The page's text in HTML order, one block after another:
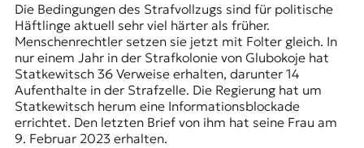
Die Bedingungen des Strafvollzugs sind für politische
Häftlinge aktuell sehr viel härter als früher.
Menschenrechtler setzen sie jetzt mit Folter gleich. In
nur einem Jahr in der Strafkolonie von Glubokoje hat
Statkewitsch 36 Verweise erhalten, darunter 14
Aufenthalte in der Strafzelle. Die Regierung hat um
Statkewitsch herum eine Informationsblockade
errichtet. Den letzten Brief von ihm hat seine Frau am
9. Februar 2023 erhalten.